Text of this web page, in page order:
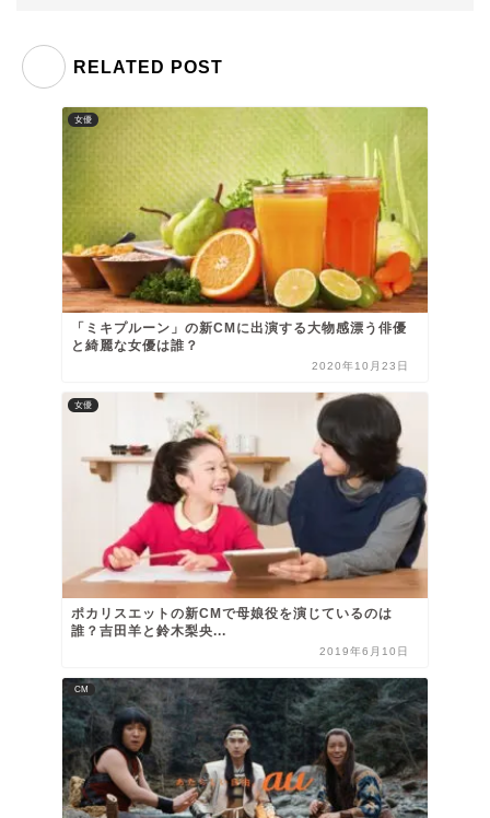
RELATED POST
女優
「ミキプルーン」の新CMに出演する大物感漂う俳優
と綺麗な女優は誰？
2020年10月23日
女優
ポカリスエットの新CMで母娘役を演じているのは
誰？吉田羊と鈴木梨央...
2019年6月10日
CM